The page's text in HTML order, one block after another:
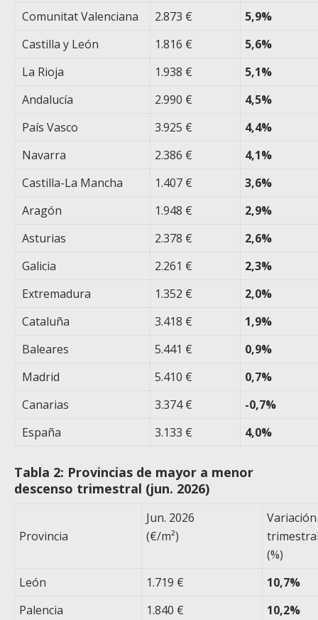
Comunitat Valenciana
2.873 €
5,9%
Castilla y León
1.816 €
5,6%
La Rioja
1.938 €
5,1%
Andalucía
2.990 €
4,5%
País Vasco
3.925 €
4,4%
Navarra
2.386 €
4,1%
Castilla-La Mancha
1.407 €
3,6%
Aragón
1.948 €
2,9%
Asturias
2.378 €
2,6%
Galicia
2.261 €
2,3%
Extremadura
1.352 €
2,0%
Cataluña
3.418 €
1,9%
Baleares
5.441 €
0,9%
Madrid
5.410 €
0,7%
Canarias
3.374 €
-0,7%
España
3.133 € 4,0%
Tabla 2: Provincias de mayor a menor
descenso trimestral (jun. 2026)
Provincia
Jun. 2026
(€/m²)
Variación
(%)
León
1.719 €
10,7%
Palencia
1.840 € 10,2%